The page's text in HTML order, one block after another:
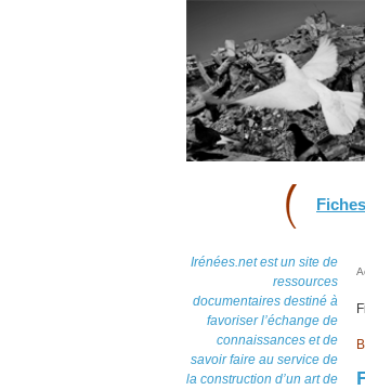
Irénées.net est un site de
ressources
documentaires destiné à
favoriser l’échange de
connaissances et de
savoir faire au service de
la construction d’un art de